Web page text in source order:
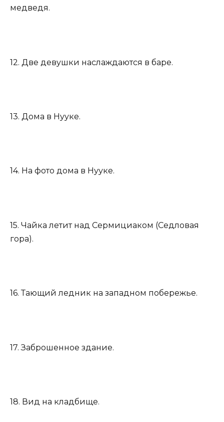
медведя.
12. Две девушки наслаждаются в баре.
13. Дома в Нууке.
14. На фото дома в Нууке.
15. Чайка летит над Сермициаком (Седловая
гора).
16. Тающий ледник на западном побережье.
17. Заброшенное здание.
18. Вид на кладбище.